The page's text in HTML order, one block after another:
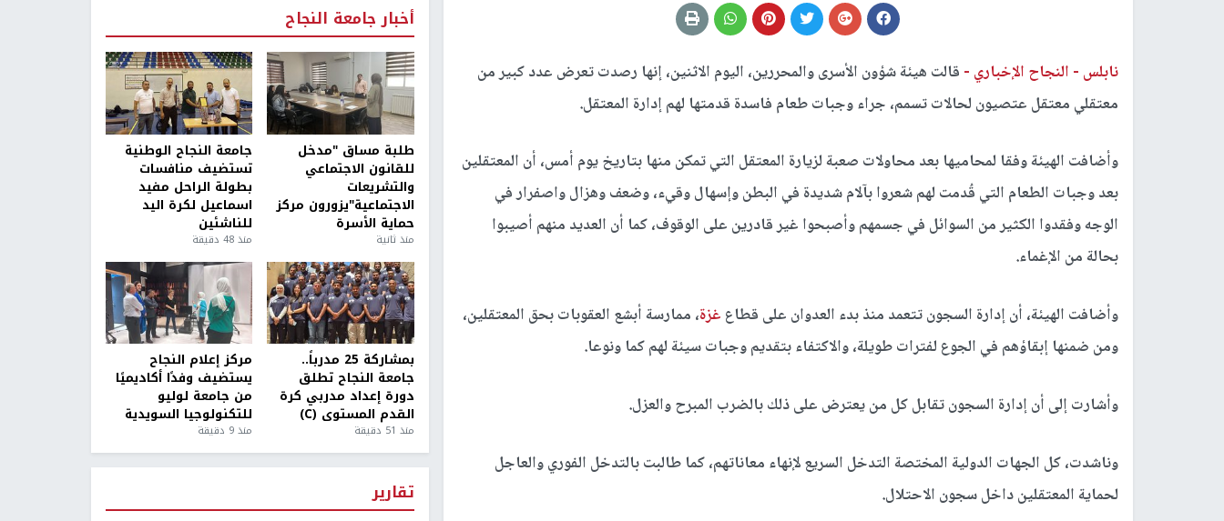
نابلس - النجاح الإخباري - قالت هيئة شؤون الأسرى والمحررين، اليوم الاثنين، إنها رصدت تعرض عدد كبير من
معتقلي معتقل عتصيون لحالات تسمم، جراء وجبات طعام فاسدة قدمتها لهم إدارة المعتقل.
وأضافت الهيئة وفقا لمحاميها بعد محاولات صعبة لزيارة المعتقل التي تمكن منها بتاريخ يوم أمس، أن المعتقلين
بعد وجبات الطعام التي قُدمت لهم شعروا بآلام شديدة في البطن وإسهال وقيء، وضعف وهزال واصفرار في
الوجه وفقدوا الكثير من السوائل في جسمهم وأصبحوا غير قادرين على الوقوف، كما أن العديد منهم أصيبوا
بحالة من الإغماء.
وأضافت الهيئة، أن إدارة السجون تتعمد منذ بدء العدوان على قطاع غزة، ممارسة أبشع العقوبات بحق المعتقلين،
ومن ضمنها إبقاؤهم في الجوع لفترات طويلة، والاكتفاء بتقديم وجبات سيئة لهم كما ونوعا.
وأشارت إلى أن إدارة السجون تقابل كل من يعترض على ذلك بالضرب المبرح والعزل.
وناشدت، كل الجهات الدولية المختصة التدخل السريع لإنهاء معاناتهم، كما طالبت بالتدخل الفوري والعاجل
لحماية المعتقلين داخل سجون الاحتلال.
أخبار جامعة النجاح
طلبة مساق "مدخل
للقانون الاجتماعي
والتشريعات
الاجتماعية"يزورون مركز
حماية الأسرة
منذ ثانية
جامعة النجاح الوطنية
تستضيف منافسات
بطولة الراحل مفيد
اسماعيل لكرة اليد
للناشئين
منذ 48 دقيقة
بمشاركة 25 مدرباً..
جامعة النجاح تطلق
دورة إعداد مدربي كرة
القدم المستوى (C)
منذ 51 دقيقة
مركز إعلام النجاح
يستضيف وفدًا أكاديميًا
من جامعة لوليو
للتكنولوجيا السويدية
منذ 9 دقيقة
تقارير